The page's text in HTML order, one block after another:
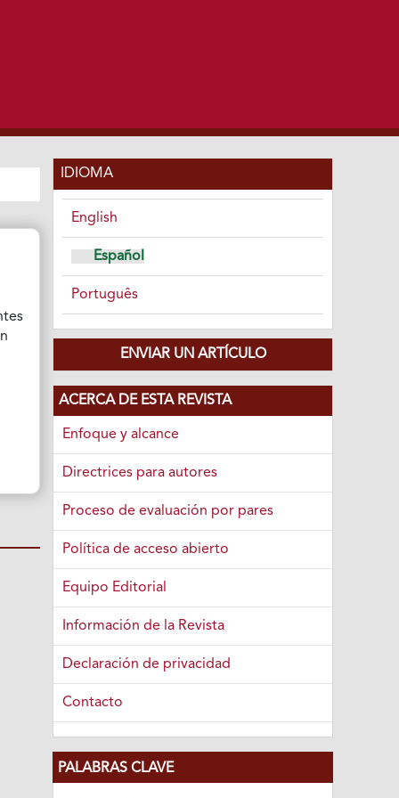
IDIOMA
English
Español
Português
ENVIAR UN ARTÍCULO
ACERCA DE ESTA REVISTA
Enfoque y alcance
Directrices para autores
Proceso de evaluación por pares
Política de acceso abierto
Equipo Editorial
Información de la Revista
Declaración de privacidad
Contacto
PALABRAS CLAVE